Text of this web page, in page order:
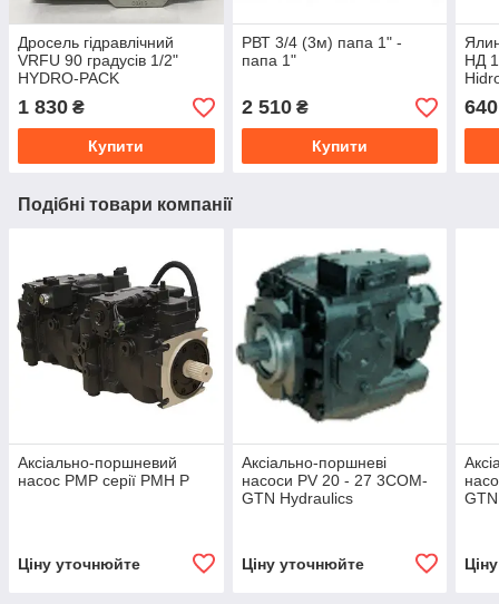
Дросель гідравлічний
VRFU 90 градусів 1/2"
HYDRO-PACK
1 830 ₴
Купити
РВТ 3/4 (3м) папа 1" -
папа 1"
2 510₴
Купити
НД
640
Подібні товари компанії
Аксіально-поршневий
насос PMP серії PMH P
Ціну уточнюйте
Аксіально-поршневі
насоси PV 20 - 27 3COM-
GTN Hydraulics
Ціну уточнюйте